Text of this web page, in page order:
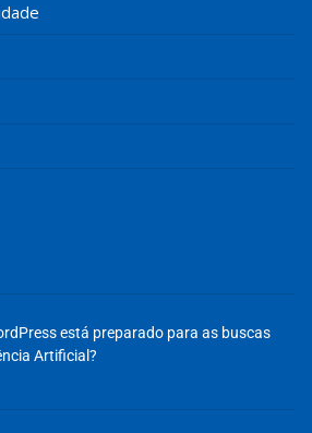
está preparado para as buscas
Artificial?